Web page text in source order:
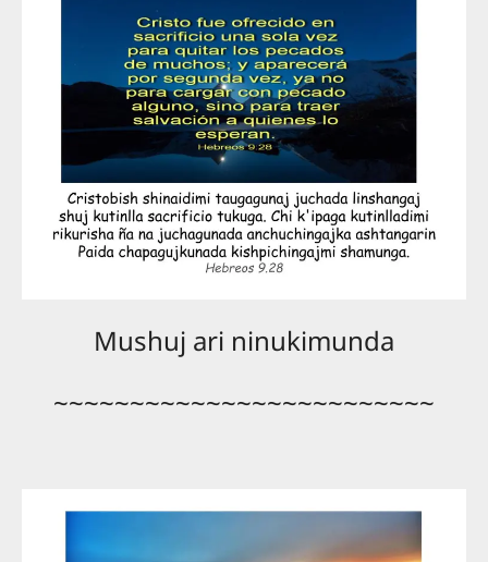
Mushuj ari ninukimunda
~~~~~~~~~~~~~~~~~~~~~~~~~